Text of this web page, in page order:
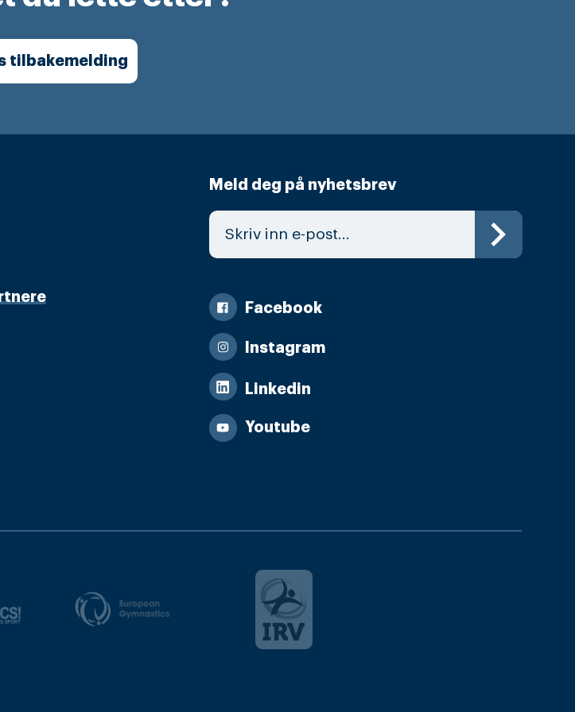
tilbakemelding
Meld deg på nyhetsbrev
Facebook
Instagram
Linkedin
Youtube